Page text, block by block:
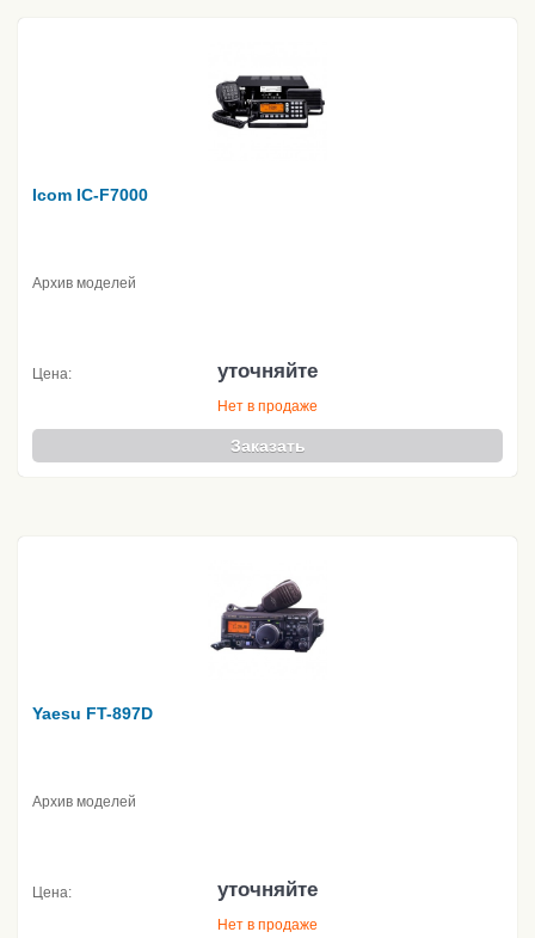
Icom IC-F7000
Архив моделей
Цена: уточняйте
Нет в продаже
Заказать
Yaesu FT-897D
Архив моделей
Цена: уточняйте
Нет в продаже